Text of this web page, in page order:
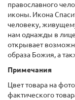
православного
иконы. Икона
человеку,
нам однажды в
открывает
образа Божия, а
Примечания
Цвет товара на
фактического